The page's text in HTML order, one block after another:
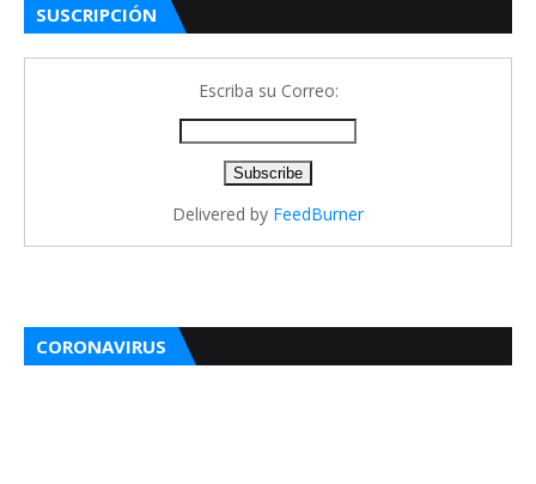
SUSCRIPCIÓN
Escriba su Correo:
Delivered by FeedBurner
CORONAVIRUS